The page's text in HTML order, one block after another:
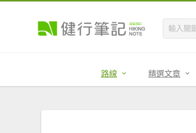
路線 精選文章